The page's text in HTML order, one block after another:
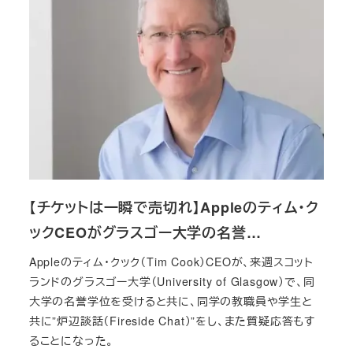
【チケットは一瞬で売切れ】Appleのティム・ク
ックCEOがグラスゴー大学の名誉…
Appleのティム・クック（Tim Cook）CEOが、来週スコット
ランドのグラスゴー大学（University of Glasgow）で、同
大学の名誉学位を受けると共に、同学の教職員や学生と
共に”炉辺談話（Fireside Chat）”をし、また質疑応答もす
ることになった。